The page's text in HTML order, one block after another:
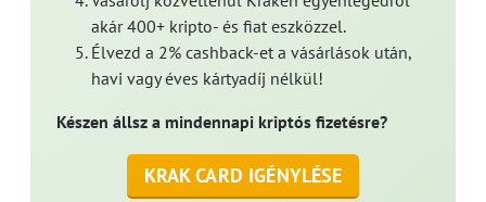
akár 400+ kripto- és fiat eszközzel.
Élvezd a 2% cashback-et a vásárlások után,
havi vagy éves kártyadíj nélkül!
Készen állsz a mindennapi kriptós fizetésre?
KRAK CARD IGÉNYLÉSE